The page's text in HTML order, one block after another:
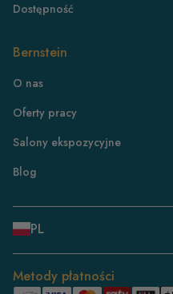
Dostępność
Bernstein
O nas
Oferty pracy
Salony ekspozycyjne
Blog
PL
DE
FR
CH/DE
ES
Metody płatności